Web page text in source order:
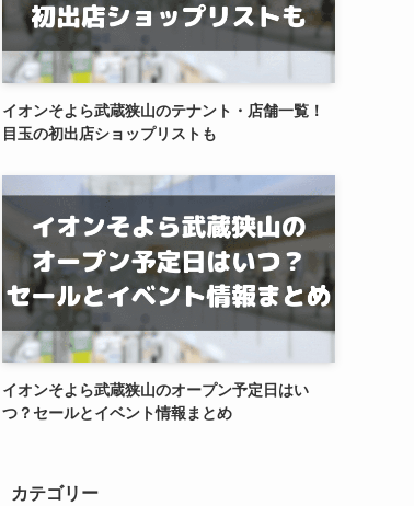
イオンそよら武蔵狭山のテナント・店舗一覧！
目玉の初出店ショップリストも
イオンそよら武蔵狭山のオープン予定日はい
つ？セールとイベント情報まとめ
カテゴリー